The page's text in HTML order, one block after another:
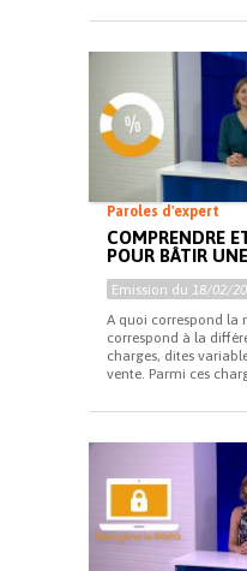
Paroles d'expert
COMPRENDRE
POUR BÂTIR
Emission du 18/02/
A quoi correspond la
correspond à la
charges, dites
vente. Parmi ces